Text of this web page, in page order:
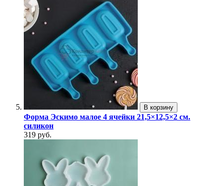
В корзину
Форма Эскимо малое 4 ячейки 21,5×12,5×2 см.
силикон
319 руб.